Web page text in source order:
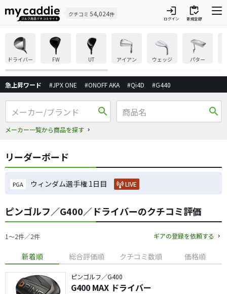
クチコミ 54,024件 login
ログイン
inventory
新規登録
ドライバー FW UT アイアン ウェッジ パター
急上昇ワード #JPX ONE #ONOFF AKA #Qi4D #G440
search
メーカー一覧から商品を探す
search
リーダーボード
PGA ウィンダム選手権 1日目 LIVE
ピンゴルフ／G400／ドライバーのクチコミ評価
1〜2件／2件 ギアの登録を依頼する
新着順 総合評価順 クチコミ数順 価格順
ピンゴルフ／G400
G400 MAX ドライバー